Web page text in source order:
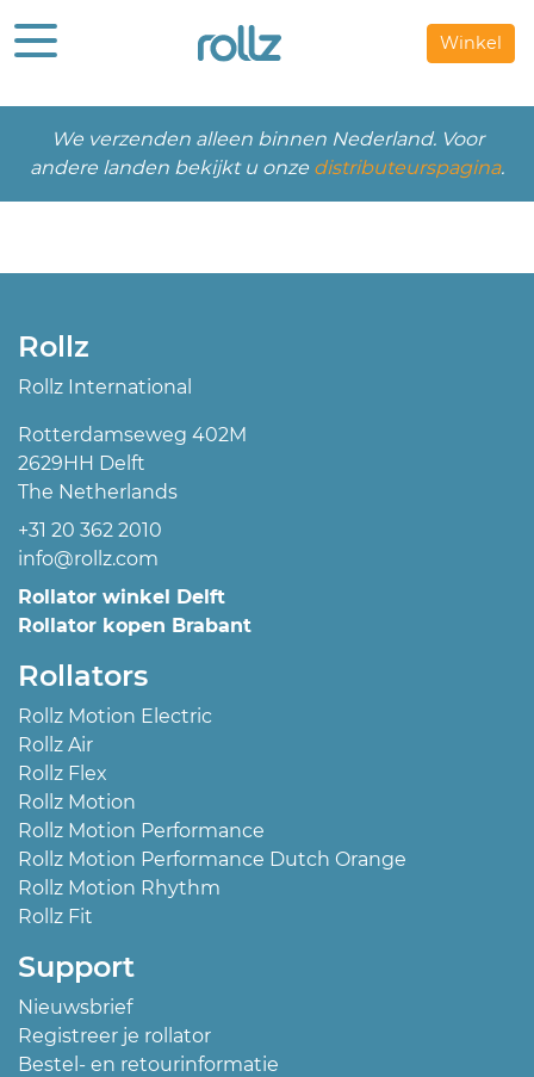
Winkel
We verzenden alleen binnen Nederland. Voor
andere landen bekijkt u onze distributeurspagina.
Rollz
Rollz International
Rotterdamseweg 402M
2629HH Delft
The Netherlands
+31 20 362 2010
info@rollz.com
Rollator winkel Delft
Rollator kopen Brabant
Rollators
Rollz Motion Electric
Rollz Air
Rollz Flex
Rollz Motion
Rollz Motion Performance
Rollz Motion Performance Dutch Orange
Rollz Motion Rhythm
Rollz Fit
Support
Nieuwsbrief
Registreer je rollator
Bestel- en retourinformatie